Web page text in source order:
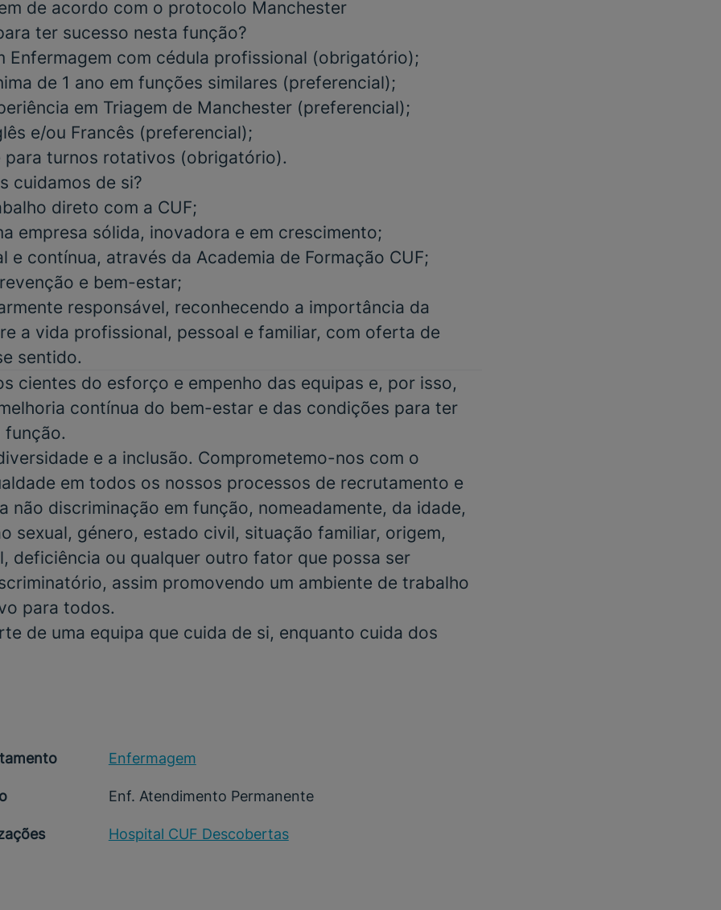
de acordo com o protocolo Manchester
ter sucesso nesta função?
Enfermagem com cédula profissional (obrigatório);
de 1 ano em funções similares (preferencial);
em Triagem de Manchester (preferencial);
e/ou Francês (preferencial);
para turnos rotativos (obrigatório).
cuidamos de si?
direto com a CUF;
empresa sólida, inovadora e em crescimento;
e contínua, através da Academia de Formação CUF;
e bem-estar;
responsável, reconhecendo a importância da
a vida profissional, pessoal e familiar, com oferta de
sentido.
cientes do esforço e empenho das equipas e, por isso,
contínua do bem-estar e das condições para ter
função.
e a inclusão. Comprometemo-nos com o
em todos os nossos processos de recrutamento e
não discriminação em função, nomeadamente, da idade,
sexual, género, estado civil, situação familiar, origem,
deficiência ou qualquer outro fator que possa ser
assim promovendo um ambiente de trabalho
para todos.
de uma equipa que cuida de si, enquanto cuida dos
Enfermagem
Enf. Atendimento Permanente
Hospital CUF Descobertas